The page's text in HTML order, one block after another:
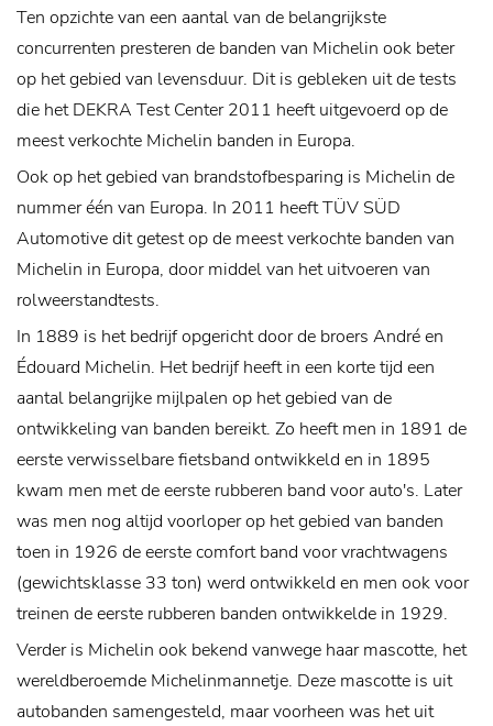
Ten opzichte van een aantal van de belangrijkste
concurrenten presteren de banden van Michelin ook beter
op het gebied van levensduur. Dit is gebleken uit de tests
die het DEKRA Test Center 2011 heeft uitgevoerd op de
meest verkochte Michelin banden in Europa.
Ook op het gebied van brandstofbesparing is Michelin de
nummer één van Europa. In 2011 heeft TÜV SÜD
Automotive dit getest op de meest verkochte banden van
Michelin in Europa, door middel van het uitvoeren van
rolweerstandtests.
In 1889 is het bedrijf opgericht door de broers André en
Édouard Michelin. Het bedrijf heeft in een korte tijd een
aantal belangrijke mijlpalen op het gebied van de
ontwikkeling van banden bereikt. Zo heeft men in 1891 de
eerste verwisselbare fietsband ontwikkeld en in 1895
kwam men met de eerste rubberen band voor auto's. Later
was men nog altijd voorloper op het gebied van banden
toen in 1926 de eerste comfort band voor vrachtwagens
(gewichtsklasse 33 ton) werd ontwikkeld en men ook voor
treinen de eerste rubberen banden ontwikkelde in 1929.
Verder is Michelin ook bekend vanwege haar mascotte, het
wereldberoemde Michelinmannetje. Deze mascotte is uit
autobanden samengesteld, maar voorheen was het uit